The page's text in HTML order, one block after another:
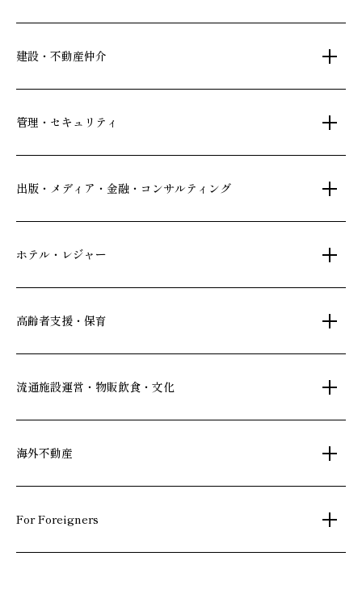
建設・不動産仲介
新築分譲マンション・新築戸建
賃貸・売買物件情報
一括寮仲介
不動産投資
不動産オーナー様向け情報
コワーキングスペース
府中・東岡崎
管理・セキュリティ
社宅代行
ビル管理
24時間コールセンター
出版・メディア・金融・コンサルティング
書籍・コミック
住宅ローン
不動産信託
人材派遣・紹介
ホテル・レジャー
シティ・リゾートホテル
札幌・京都・沖縄
ビジネスホテル
府中・葛西・西葛西
日光温泉・川治温泉
信州・戸倉上山田温泉
茨城 ゴルフ場
カンボジア・ホテル
高齢者支援・保育
シニア総合窓口
流通施設運営・物販飲食・文化
和風レストラン
京橋・新浦安
文化・美術館
弘前れんが倉庫美術館
海外不動産
上海
For Foreigners